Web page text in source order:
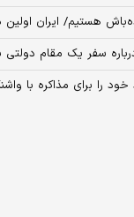
هستیم/ ایران
سفر یک مقام دولتی
را برای مذاکره با